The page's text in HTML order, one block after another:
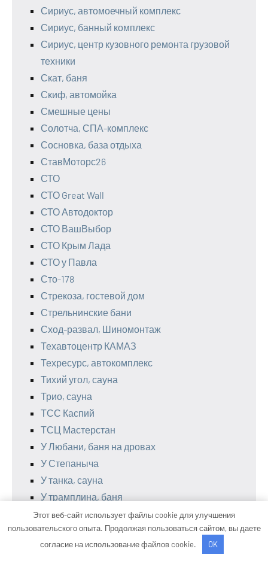
Сириус, автомоечный комплекс
Сириус, банный комплекс
Сириус, центр кузовного ремонта грузовой
техники
Скат, баня
Скиф, автомойка
Смешные цены
Солотча, СПА-комплекс
Сосновка, база отдыха
СтавМоторс26
СТО
СТО Great Wall
СТО Автодоктор
СТО ВашВыбор
СТО Крым Лада
СТО у Павла
Сто-178
Стрекоза, гостевой дом
Стрельнинские бани
Сход-развал, Шиномонтаж
Техавтоцентр КАМАЗ
Техресурс, автокомплекс
Тихий угол, сауна
Трио, сауна
ТСС Каспий
ТСЦ Мастерстан
У Любани, баня на дровах
У Степаныча
У танка, сауна
У трамплина, баня
Фабрика Гулевича!, производственная
компания
Фараон, банный комплекс
Этот веб-сайт использует файлы cookie для улучшения
пользовательского опыта. Продолжая пользоваться сайтом, вы даете
согласие на использование файлов cookie.
OK